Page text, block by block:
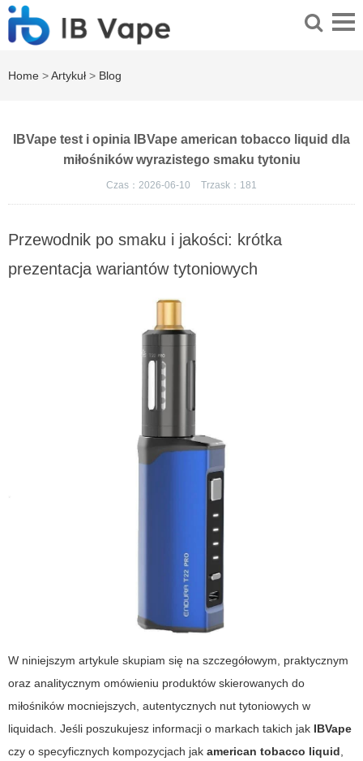
Home >Artykuł > Blog
IBVape test i opinia IBVape american tobacco liquid dla
miłośników wyrazistego smaku tytoniu
Czas：2026-06-10 Trzask： 181
Przewodnik po smaku i jakości: krótka
prezentacja wariantów tytoniowych
W niniejszym artykule skupiam się na szczegółowym, praktycznym
oraz analitycznym omówieniu produktów skierowanych do
miłośników mocniejszych, autentycznych nut tytoniowych w
liquidach. Jeśli poszukujesz informacji o markach takich jak IBVape
czy o specyficznych kompozycjach jak american tobacco liquid,